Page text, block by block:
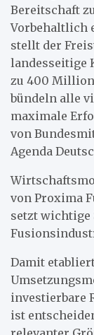
Bereitschaft
Vorbehaltlich
stellt der
landesseitige
zu 400
bündeln alle
maximale
von
Agenda
von Proxima
setzt wichtige
Damit
investierbare
ist